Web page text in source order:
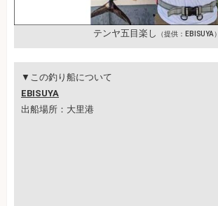
テンヤ五目楽し （提供：EBISUYA）
▼この釣り船について
EBISUYA
出船場所：大里港